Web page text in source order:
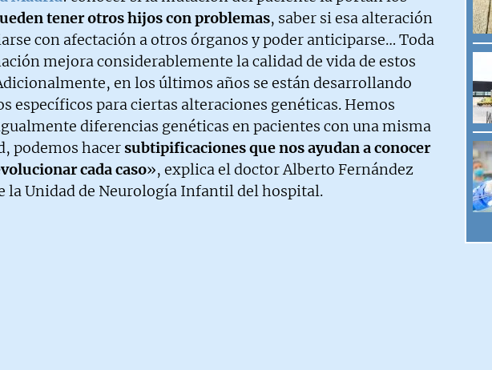
tener otros hijos con problemas, saber si esa alteración
con afectación a otros órganos y poder anticiparse… Toda
mejora considerablemente la calidad de vida de estos
en los últimos años se están desarrollando
específicos para ciertas alteraciones genéticas. Hemos
diferencias genéticas en pacientes con una misma
podemos hacersubtipificaciones que nos ayudan a conocer
cada caso», explica el doctor Alberto Fernández
la Unidad de Neurología Infantil del hospital.